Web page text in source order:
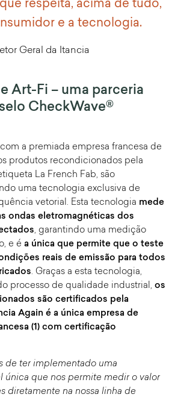
respeita, acima de tudo,
e a tecnologia.
Geral da Itancia
Art-Fi – uma parceria
CheckWave®
a premiada empresa francesa de
produtos recondicionados pela
La French Fab, são
uma tecnologia exclusiva de
vetorial. Esta tecnologia mede
ondas eletromagnéticas dos
, garantindo uma medição
e é a única que permite que o teste
reais de emissão para todos
. Graças a esta tecnologia,
processo de qualidade industrial, os
são certificados pela
Again é a única empresa de
(1) com certificação
de ter implementado uma
única que nos permite medir o valor
diretamente na nossa linha de